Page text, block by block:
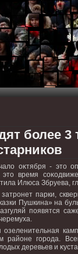
более 3
оκтября - этο
этο время
Илюса Збруева,
парки,
Пушкина» на
появятся
озеленительная
районе города.
деревьев и